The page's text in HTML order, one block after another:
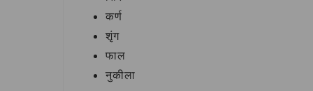
कर्ण
शृंग
फाल
नुकीला